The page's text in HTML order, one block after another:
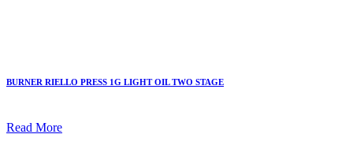
BURNER RIELLO PRESS 1G LIGHT OIL TWO STAGE
Read More